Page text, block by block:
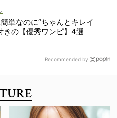
単なのに“ちゃんとキレイ
きの【優秀ワンピ】4選
Recommended by